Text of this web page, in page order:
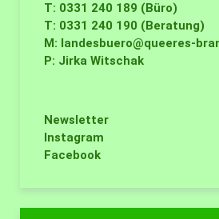
T: 0331 240 189 (Büro)
T: 0331 240 190 (Beratung)
M: landesbuero@queeres-
P: Jirka Witschak
Newsletter
Instagram
Facebook